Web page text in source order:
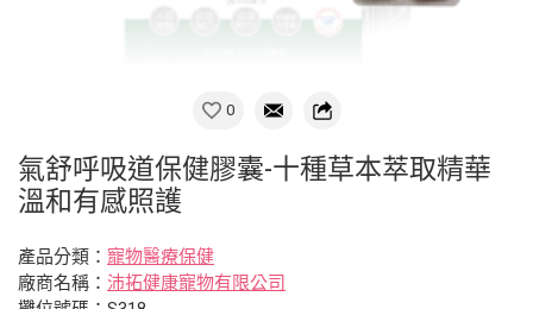
0
氣舒呼吸道保健膠囊-十種草本萃取精華
溫和有感照護
產品分類： 寵物醫療保健
廠商名稱： 沛拓健康寵物有限公司